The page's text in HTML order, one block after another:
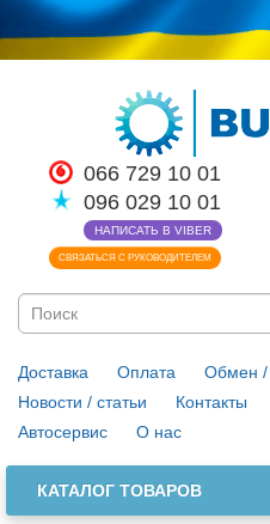
066 729 10 01
096 029 10 01
НАПИСАТЬ В VIBER
СВЯЗАТЬСЯ С РУКОВОДИТЕЛЕМ
Доставка Оплата Обмен /
Новости / статьи
Контакты
Автосервис
О нас
КАТАЛОГ ТОВАРОВ